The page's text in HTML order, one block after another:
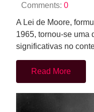
Comments: 0
A Lei de Moore,
1965, tornou-se uma
significativas no
Read More